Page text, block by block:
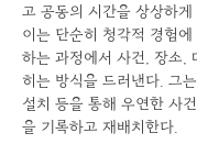
고 공동의 시간을 상상하게
이는 단순히 청각적 경험
하는 과정에서 사건, 장소,
히는 방식을 드러낸다. 그
설치 등을 통해 우연한 사
을 기록하고 재배치한다.